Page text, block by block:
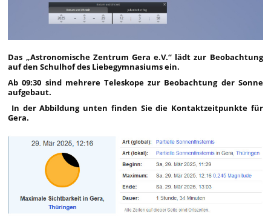
Das „Astronomische Zentrum Gera e.V.“ lädt zur Beobachtung
auf den Schulhof des Liebegymnasiums ein.
Ab 09:30 sind mehrere Teleskope zur Beobachtung der Sonne
aufgebaut.
In der Abbildung unten finden Sie die Kontaktzeitpunkte für
Gera.